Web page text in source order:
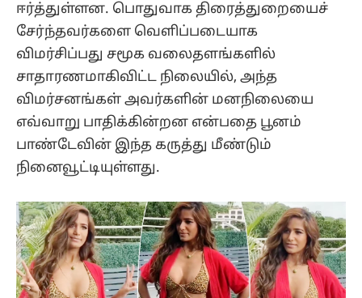
ஈர்த்துள்ளன. பொதுவாக திரைத்துறையைச்
சேர்ந்தவர்களை வெளிப்படையாக
விமர்சிப்பது சமூக வலைதளங்களில்
சாதாரணமாகிவிட்ட நிலையில், அந்த
விமர்சனங்கள் அவர்களின் மனநிலையை
எவ்வாறு பாதிக்கின்றன என்பதை பூனம்
பாண்டேவின் இந்த கருத்து மீண்டும்
நினைவூட்டியுள்ளது.